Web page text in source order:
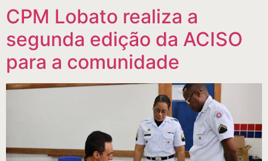
CPM Lobato realiza a
segunda edição da ACISO
para a comunidade